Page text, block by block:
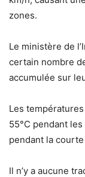
zones.
Le ministère de
certain nombre
accumulée sur
Les
55°C pendant les
pendant la
Il n’y a aucune